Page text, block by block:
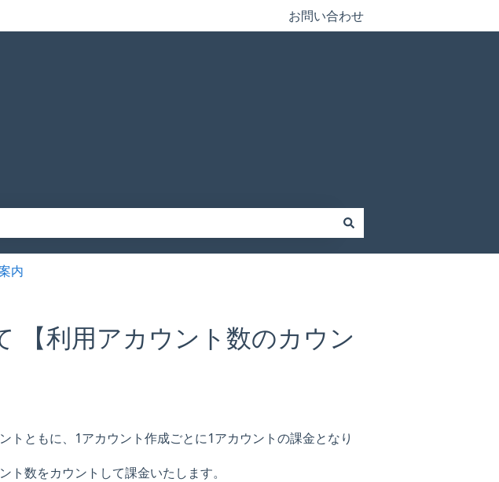
お問い合わせ
内
【利用アカウント数のカウン
トともに、1アカウント作成ごとに1アカウントの課金となり
ト数をカウントして課金いたします。